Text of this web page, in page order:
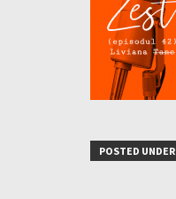
POSTED UNDER